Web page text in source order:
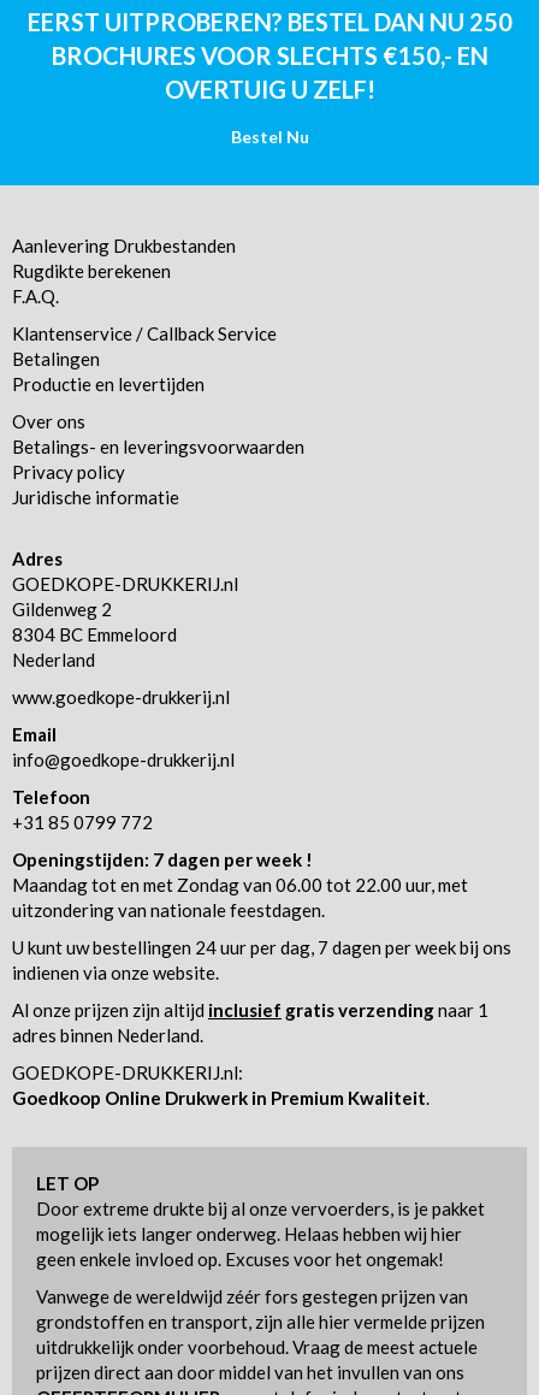
EERST UITPROBEREN? BESTEL DAN NU 250
BROCHURES VOOR SLECHTS €150,- EN
OVERTUIG U ZELF!
Bestel Nu
Aanlevering Drukbestanden
Rugdikte berekenen
F.A.Q.
Klantenservice / Callback Service
Betalingen
Productie en levertijden
Over ons
Betalings- en leveringsvoorwaarden
Privacy policy
Juridische informatie
Adres
GOEDKOPE-DRUKKERIJ.nl
Gildenweg 2
8304 BC Emmeloord
Nederland
www.goedkope-drukkerij.nl
Email
info@goedkope-drukkerij.nl
Telefoon
+31 85 0799 772
Openingstijden: 7 dagen per week !
Maandag tot en met Zondag van 06.00 tot 22.00 uur, met
uitzondering van nationale feestdagen.
U kunt uw bestellingen 24 uur per dag, 7 dagen per week bij ons
indienen via onze website.
Al onze prijzen zijn altijd inclusief gratis verzendingnaar 1
adres binnen Nederland.
GOEDKOPE-DRUKKERIJ.nl:
Goedkoop Online Drukwerk in Premium Kwaliteit.
LET OP
Door extreme drukte bij al onze vervoerders, is je pakket
mogelijk iets langer onderweg. Helaas hebben wij hier
geen enkele invloed op. Excuses voor het ongemak!
Vanwege de wereldwijd zéér fors gestegen prijzen van
grondstoffen en transport, zijn alle hier vermelde prijzen
uitdrukkelijk onder voorbehoud. Vraag de meest actuele
prijzen direct aan door middel van het invullen van ons